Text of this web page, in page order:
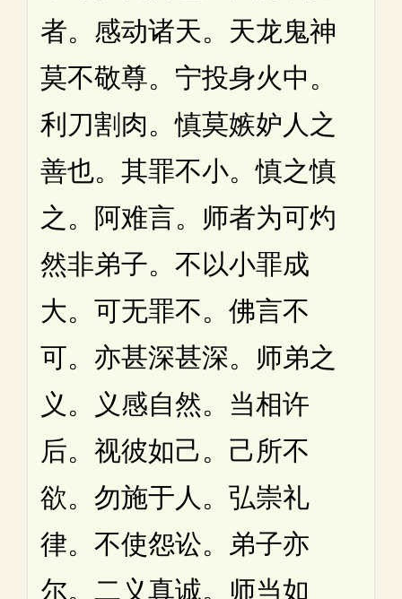
者。感动诸天。天龙鬼神
莫不敬尊。宁投身火中。
利刀割肉。慎莫嫉妒人之
善也。其罪不小。慎之慎
之。阿难言。师者为可灼
然非弟子。不以小罪成
大。可无罪不。佛言不
可。亦甚深甚深。师弟之
义。义感自然。当相许
后。视彼如己。己所不
欲。勿施于人。弘崇礼
律。不使怨讼。弟子亦
尔。二义真诚。师当如